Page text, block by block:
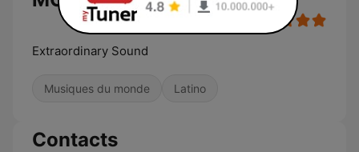
Extraordinary Sound
Musiques du monde Latino
Contacts